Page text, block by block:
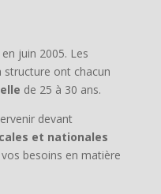
juin 2005. Les
structure ont chacun
de 25 à 30 ans.
devant
et nationales
besoins en matière